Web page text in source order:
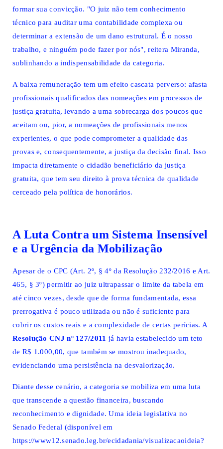
formar sua convicção. "O juiz não tem conhecimento
técnico para auditar uma contabilidade complexa ou
determinar a extensão de um dano estrutural. É o nosso
trabalho, e ninguém pode fazer por nós", reitera Miranda,
sublinhando a indispensabilidade da categoria.
A baixa remuneração tem um efeito cascata perverso: afasta
profissionais qualificados das nomeações em processos de
justiça gratuita, levando a uma sobrecarga dos poucos que
aceitam ou, pior, a nomeações de profissionais menos
experientes, o que pode comprometer a qualidade das
provas e, consequentemente, a justiça da decisão final. Isso
impacta diretamente o cidadão beneficiário da justiça
gratuita, que tem seu direito à prova técnica de qualidade
cerceado pela política de honorários.
A Luta Contra um Sistema Insensível
e a Urgência da Mobilização
Apesar de o CPC (Art. 2º, § 4º da Resolução 232/2016 e Art.
465, § 3º) permitir ao juiz ultrapassar o limite da tabela em
até cinco vezes, desde que de forma fundamentada, essa
prerrogativa é pouco utilizada ou não é suficiente para
cobrir os custos reais e a complexidade de certas perícias. A
Resolução CNJ nº 127/2011 já havia estabelecido um teto
de R$ 1.000,00, que também se mostrou inadequado,
evidenciando uma persistência na desvalorização.
Diante desse cenário, a categoria se mobiliza em uma luta
que transcende a questão financeira, buscando
reconhecimento e dignidade. Uma ideia legislativa no
Senado Federal (disponível em
https://www12.senado.leg.br/ecidadania/visualizacaoideia?